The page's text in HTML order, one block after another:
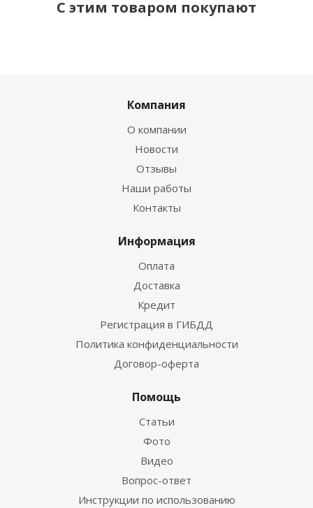
С этим товаром покупают
Компания
О компании
Новости
Отзывы
Наши работы
Контакты
Информация
Оплата
Доставка
Кредит
Регистрация в ГИБДД
Политика конфиденциальности
Договор-оферта
Помощь
Статьи
Фото
Видео
Вопрос-ответ
Инструкции по использованию